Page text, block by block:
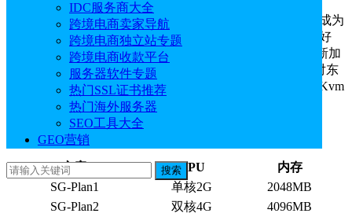
IDC服务商大全
跨境电商卖家导航
跨境电商独立站专题
跨境电商收款平台
服务器软件专题
热门SSL证书推荐
热门海外服务器
SEO工具大全
GEO营销
搜索
新加坡VPS因免备案、速度快和价格便宜等众所优势成为
国内外用户尤其是亚洲用户的青睐。那么新加坡VPS质量好
吗？知名主机商HostKvm提供新加坡VPS主机，HostKvm新加
坡VPS采用CN2、PCCW、Singtel等BGP网路，适合主要对东
南亚地区的业务，兼顾亚太地区。本文为大家评测下HostKvm
新加坡VPS速度和性能，评测数据仅供参考。
HostKvm优惠码：
方案 CPU
内存
SG-Plan1
单核2G
2048MB
SG-Plan2
双核4G
4096MB